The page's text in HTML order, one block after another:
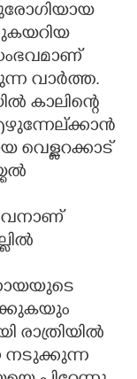
വാർത്ത.
കാലിന്റെ
വെള്ളറക്കാട്
രാത്രിയിൽ
നടുക്കുന്ന